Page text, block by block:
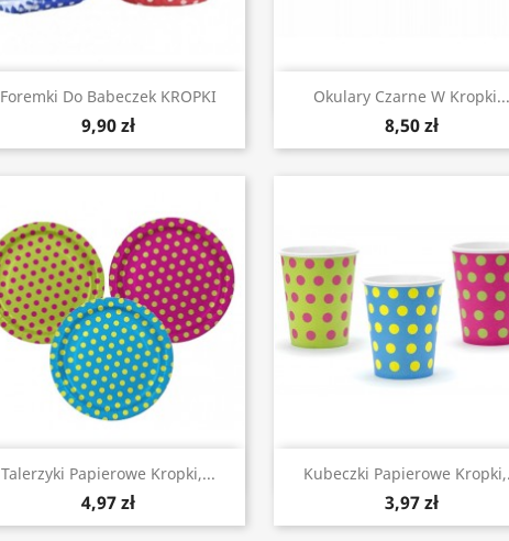
Foremki Do Babeczek KROPKI
9,90 zł
Szybki podgląd Okulary Czarne W Kropki...
8,50 zł
Szybki podgląd
Talerzyki Papierowe Kropki,...
4,97 zł
Szybki podgląd Kubeczki Papierowe
3,97 zł
Szybki podgląd